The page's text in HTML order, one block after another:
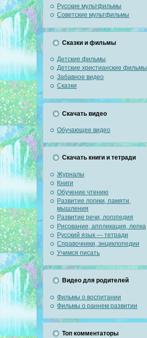
Русские мультфильмы
Советские мультфильмы
Сказки и фильмы
Детские фильмы
Детские христианские фильмы
Забавное видео
Сказки
Скачать видео
Обучающее видео
Скачать книги и тетради
Журналы
Книги
Обучение чтению
Развитие логики, памяти,
мышления
Развитие речи, логопедия
Рисование, аппликация, лепка
Русский язык — тетради
Справочники, энциклопедии
Учимся писать
Видео для родителей
Фильмы о воспитании
Фильмы о раннем развитии
Топ комментаторы